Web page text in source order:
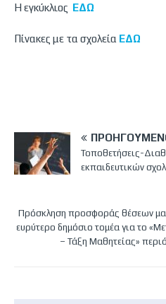
Η εγκύκλιος ΕΔΩ
Πίνακες με τα σχολεία ΕΔΩ
Τοποθετήσεις-
εκπαιδευτικών
Πρόσκληση προσφοράς θέσεων
ευρύτερο δημόσιο τομέα για το
– Τάξη Μαθητείας»